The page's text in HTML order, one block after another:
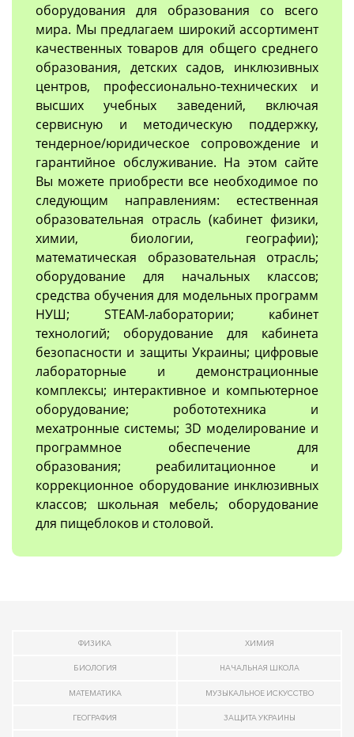
оборудования для образования со всего
мира. Мы предлагаем широкий ассортимент
качественных товаров для общего среднего
образования, детских садов, инклюзивных
центров, профессионально-технических и
высших учебных заведений, включая
сервисную и методическую поддержку,
тендерное/юридическое сопровождение и
гарантийное обслуживание. На этом сайте
Вы можете приобрести все необходимое по
следующим направлениям: естественная
образовательная отрасль (кабинет физики,
химии, биологии, географии);
математическая образовательная отрасль;
оборудование для начальных классов;
средства обучения для модельных программ
НУШ; STEAM-лаборатории; кабинет
технологий; оборудование для кабинета
безопасности и защиты Украины; цифровые
лабораторные и демонстрационные
комплексы; интерактивное и компьютерное
оборудование; робототехника и
мехатронные системы; 3D моделирование и
программное обеспечение для
образования; реабилитационное и
коррекционное оборудование инклюзивных
классов; школьная мебель; оборудование
для пищеблоков и столовой.
ФИЗИКА ХИМИЯ
БИОЛОГИЯ НАЧАЛЬНАЯ ШКОЛА
МАТЕМАТИКА МУЗЫКАЛЬНОЕ ИСКУССТВО
ГЕОГРАФИЯ ЗАЩИТА УКРАИНЫ